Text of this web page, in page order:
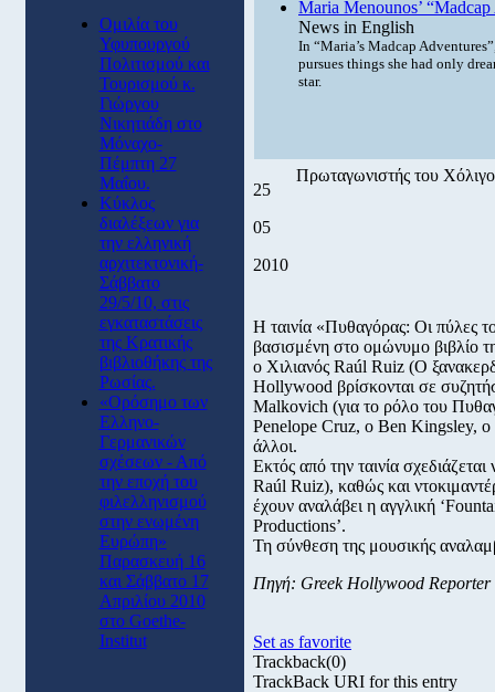
Ομιλία του
Υφυπουργού
Πολιτισμού και
Τουρισμού κ.
Γιώργου
Νικητιάδη στο
Μόναχο-
Πέμπτη 27
Μαΐου.
Κύκλος
διαλέξεων για
την ελληνική
αρχιτεκτονική-
Σάββατο
29/5/10, στις
εγκαταστάσεις
της Κρατικής
βιβλιοθήκης της
Ρωσίας.
«Ορόσημο των
Ελληνο-
Γερμανικών
σχέσεων - Από
την εποχή του
φιλελληνισμού
στην ενωμένη
Ευρώπη»
Παρασκευή 16
και Σάββατο 17
Απριλίου 2010
στο Goethe-
Institut
Maria Menounos’
News in English
In “Maria’s Madcap
pursues things she had only
star.
25
05
2010
Πρωταγωνιστής του
Η ταινία «Πυθαγόρας: Οι πύλες
βασισμένη στο ομώνυμο βιβλίο
ο Χιλιανός Raúl Ruiz (Ο
Hollywood βρίσκονται σε
Malkovich (για το ρόλο του
Penelope Cruz, ο Ben Kingsley,
άλλοι.
Εκτός από την ταινία
Raúl Ruiz), καθώς και
έχουν αναλάβει η αγγλική
Productions’.
Τη σύνθεση της μουσικής
Πηγή: Greek Hollywood Reporter
Set as favorite
Trackback(0)
TrackBack URI for this entry